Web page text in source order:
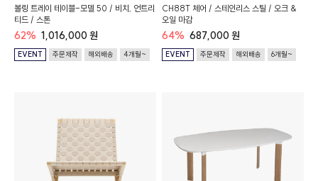
볼링 트레이 테이블-모델 50 / 비치, 언트리
티드 / 스톤
62% 1,016,000 원
EVENT 주문제작 해외배송 4개월~
CH88T 체어 / 스테인리스 스틸 / 오크 &
오일 마감
64% 687,000 원
EVENT 주문제작 해외배송 6개월~